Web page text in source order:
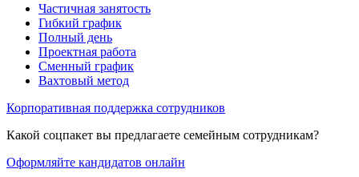
Частичная занятость
Гибкий график
Полный день
Проектная работа
Сменный график
Вахтовый метод
Корпоративная поддержка сотрудников
Какой соцпакет вы предлагаете семейным сотрудникам?
Оформляйте кандидатов онлайн